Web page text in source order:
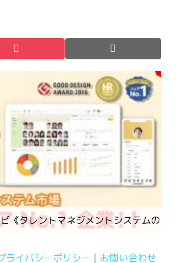
《タレントマネジメントシステムのフィ
ライバシーポリシー お問い合わせ